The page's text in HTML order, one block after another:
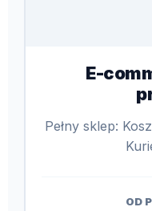
E-
Pełny sklep:
OD